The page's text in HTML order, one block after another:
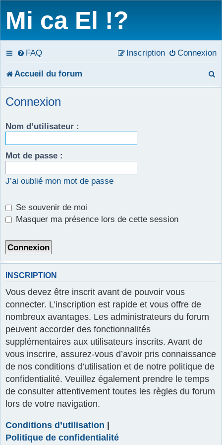
Mi ca El !?
FAQ Connexion
Inscription
Accueil du forum
e
Connexion
Nom d’utilisateur :
Mot de passe :
J’ai oublié mon mot de passe
Se souvenir de moi
Masquer ma présence lors de cette session
INSCRIPTION
Vous devez être inscrit avant de pouvoir vous
connecter. L’inscription est rapide et vous offre de
nombreux avantages. Les administrateurs du forum
peuvent accorder des fonctionnalités
supplémentaires aux utilisateurs inscrits. Avant de
vous inscrire, assurez-vous d’avoir pris connaissance
de nos conditions d’utilisation et de notre politique de
confidentialité. Veuillez également prendre le temps
de consulter attentivement toutes les règles du forum
lors de votre navigation.
Conditions d’utilisation |
Politique de confidentialité